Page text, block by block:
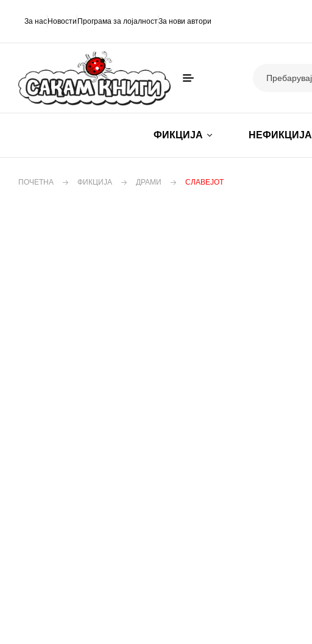
За нас Новости Програма за лојалностЗа нови автори
ФИКЦИЈА НЕФИКЦИЈА
ПОЧЕТНА ФИКЦИЈА ДРАМИ СЛАВЕЈОТ